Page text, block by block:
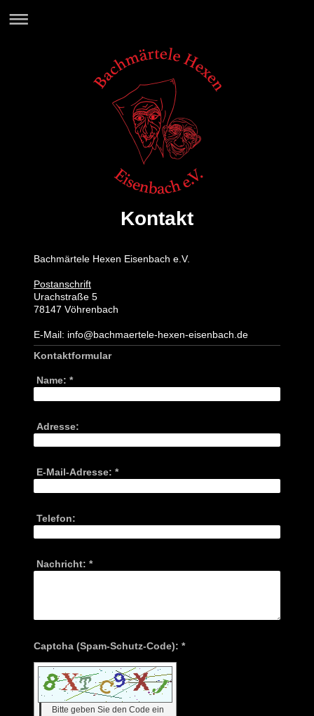
Kontakt
Bachmärtele Hexen Eisenbach e.V.
Postanschrift
Urachstraße 5
78147 Vöhrenbach
E-Mail: info@bachmaertele-hexen-eisenbach.de
Kontaktformular
Name: *
Adresse:
E-Mail-Adresse: *
Telefon:
Nachricht: *
Captcha (Spam-Schutz-Code): *
Bitte geben Sie den Code ein